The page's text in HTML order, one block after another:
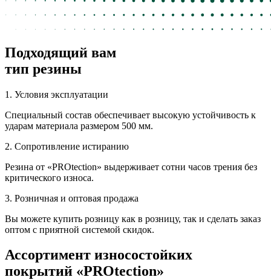
Подходящий вам
тип резины
1. Условия эксплуатации
Специальный состав обеспечивает высокую устойчивость к
ударам материала размером 500 мм.
2. Сопротивление истиранию
Резина от «PROtection» выдерживает сотни часов трения без
критического износа.
3. Розничная и оптовая продажа
Вы можете купить розницу как в розницу, так и сделать заказ
оптом с приятной системой скидок.
Ассортимент износостойких
покрытий «PROtection»